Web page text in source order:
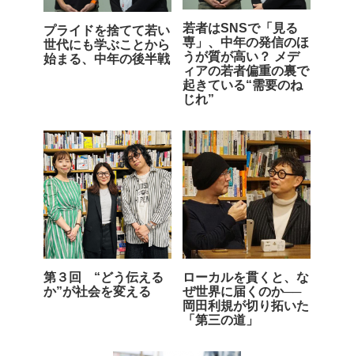
プライドを捨てて若い
世代にも学ぶことから
始まる、中年の後半戦
若者はSNSで「見る
専」、中年の発信のほ
うが質が高い？ メデ
ィアの若者偏重の裏で
起きている“需要のね
じれ”
第３回 “どう伝える
か”が社会を変える
ローカルを貫くと、な
ぜ世界に届くのか──
岡田利規が切り拓いた
「第三の道」